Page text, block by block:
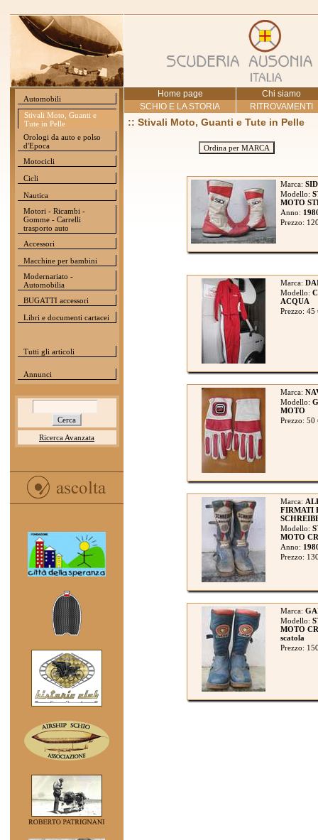
Automobili
Stivali Moto, Guanti e
Tute in Pelle
Orologi da auto e polso
d'Epoca
Motocicli
Cicli
Nautica
Motori - Ricambi -
Gomme - Carrelli
trasporto auto
Accessori
Macchine per bambini
Modernariato -
Automobilia
BUGATTI accessori
Libri e documenti cartacei
Tutti gli articoli
Annunci
Ricerca Avanzata
Home page
Chi siamo
SCHIO E LA STORIA
RITROVAMENTI
:: Stivali Moto, Guanti e Tute in Pelle
Ordina per MARCA
Marca:
Modello:
MOTO
Anno:
Prezzo:
Marca:
Modello:
ACQUA
Prezzo: 45
Marca:
Modello:
MOTO
Prezzo: 50
Marca:
FIRMATI
Modello:
MOTO
Anno:
Prezzo:
Marca:
Modello:
MOTO
scatola
Prezzo: